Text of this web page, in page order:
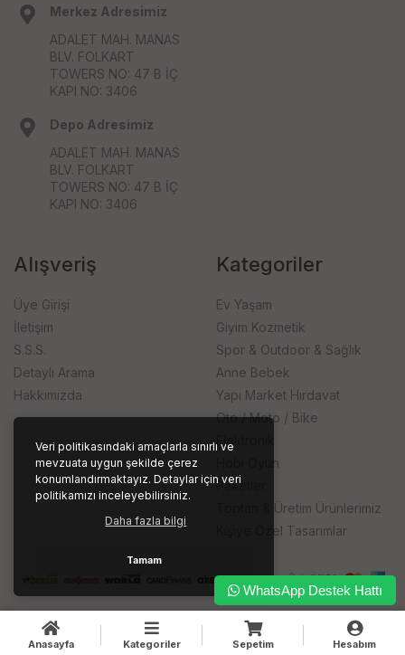
Veri politikasındaki amaçlarla sınırlı ve
mevzuata uygun şekilde çerez
konumlandırmaktayız. Detaylar için veri
politikamızı inceleyebilirsiniz.
Daha fazla bilgi
Tamam
Merkez Adresimiz
ADALET MAH. MANAS
BLV. FOLKART
TOWERS NO: 47 B İÇ
KAPI NO: 3406
Depo Adresimiz
ADALET MAH. MANAS
BLV. FOLKART
TOWERS NO: 47 B İÇ
KAPI NO: 3406
Alışveriş
Üye Girişi
İletişim
S.S.S.
Detaylı Arama
Hakkımızda
Kategoriler
Ev Yaşam
Giyim Kozmetik
Spor & Outdoor & Sağlık
Anne Bebek
Yapı Market Hırdavat
Oto / Moto / Bike
Hobi Oyun
Paketler
Toptan & Üretim Ürünlerimiz
Kişiye Özel Tasarımlar
Anasayfa Kategoriler Sepetim Hesabım
WhatsApp Destek Hattı